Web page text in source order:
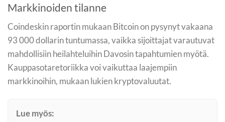
Markkinoiden tilanne
Coindeskin raportin mukaan Bitcoin on pysynyt vakaana
93 000 dollarin tuntumassa, vaikka sijoittajat varautuvat
mahdollisiin heilahteluihin Davosin tapahtumien myötä.
Kauppasotaretoriikka voi vaikuttaa laajempiin
markkinoihin, mukaan lukien kryptovaluutat.
Lue myös: